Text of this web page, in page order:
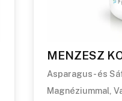
MENZESZ
Asparagus- és
Magnéziummal,